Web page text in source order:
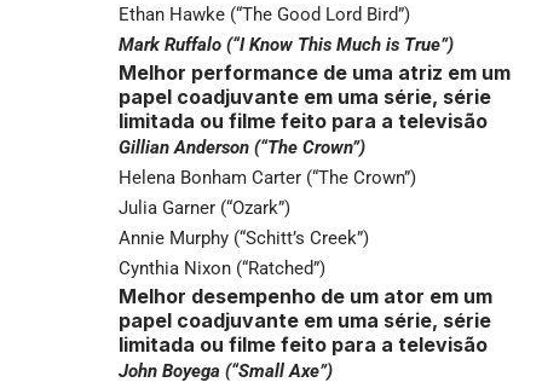
Ethan Hawke (“The Good Lord Bird”)
Mark Ruffalo (“I Know This Much is True”)
Melhor performance de uma atriz em um
papel coadjuvante em uma série, série
limitada ou filme feito para a televisão
Gillian Anderson (“The Crown”)
Helena Bonham Carter (“The Crown”)
Julia Garner (“Ozark”)
Annie Murphy (“Schitt’s Creek”)
Cynthia Nixon (“Ratched”)
Melhor desempenho de um ator em um
papel coadjuvante em uma série, série
limitada ou filme feito para a televisão
John Boyega (“Small Axe”)